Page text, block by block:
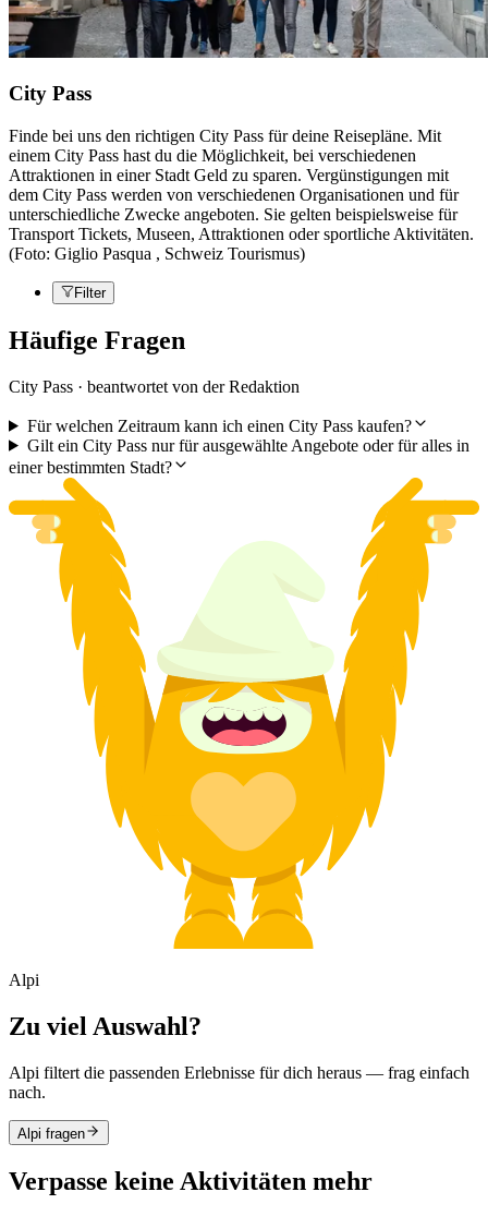
City Pass
Finde bei uns den richtigen City Pass für deine Reisepläne. Mit
einem City Pass hast du die Möglichkeit, bei verschiedenen
Attraktionen in einer Stadt Geld zu sparen. Vergünstigungen mit
dem City Pass werden von verschiedenen Organisationen und für
unterschiedliche Zwecke angeboten. Sie gelten beispielsweise für
Transport Tickets, Museen, Attraktionen oder sportliche Aktivitäten.
(Foto: Giglio Pasqua , Schweiz Tourismus)
Filter
Häufige Fragen
City Pass · beantwortet von der Redaktion
Für welchen Zeitraum kann ich einen City Pass kaufen?
Gilt ein City Pass nur für ausgewählte Angebote oder für alles in
einer bestimmten Stadt?
Alpi
Zu viel Auswahl?
Alpi filtert die passenden Erlebnisse für dich heraus — frag einfach
nach.
Alpi fragen
Verpasse keine Aktivitäten mehr